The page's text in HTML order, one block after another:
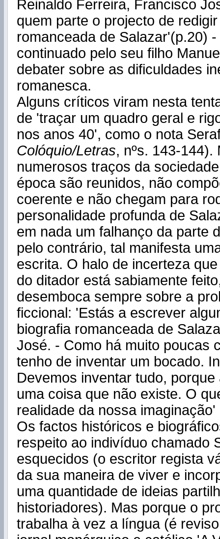
Reinaldo Ferreira, Francisco
quem parte o projecto de
romanceada de Salazar'(p.20)
continuado pelo seu filho
debater sobre as dificuldades
romanesca.
Alguns críticos viram nesta
de 'traçar um quadro geral e
nos anos 40', como o nota
Colóquio/Letras, nºs. 143-144).
numerosos traços da
época são reunidos, não
coerente e não chegam para
personalidade profunda de
em nada um falhanço da parte
pelo contrário, tal manifesta
escrita. O halo de incerteza
do ditador está sabiamente
desemboca sempre sobre a
ficcional: 'Estás a escrever
biografia romanceada de
José. - Como há muito poucas
tenho de inventar um bocado.
Devemos inventar tudo, porque
uma coisa que não existe. O
realidade da nossa imaginação'
Os factos históricos e
respeito ao indivíduo chamado
esquecidos (o escritor regista
da sua maneira de viver e
uma quantidade de ideias
historiadores). Mas porque o
trabalha à vez a língua (é